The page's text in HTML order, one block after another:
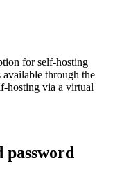
for self-hosting
through the
hosting via a virtual
password